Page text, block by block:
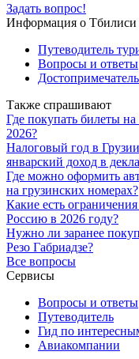
Задать вопрос!
Информация о Тбилиси
Путеводитель
Вопросы и ответы
Также спрашивают
Где покупать билеты
2026?
Налоговый год в
январский доход в
Где можно оформить
на грузинских номерах?
Какие есть
Россию в 2026 году?
Нужно ли заранее
Резо Габриадзе?
Все вопросы
Сервисы
Вопросы и ответы
Путеводитель
Гид по
Авиакомпании